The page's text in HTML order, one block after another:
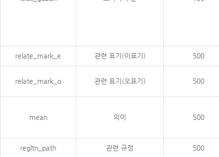
relate_mark_e 관련 표기(이표기) 500
relate_mark_o 관련 표기(오표기) 500
mean 의미 500
regltn_path 관련 규정 500